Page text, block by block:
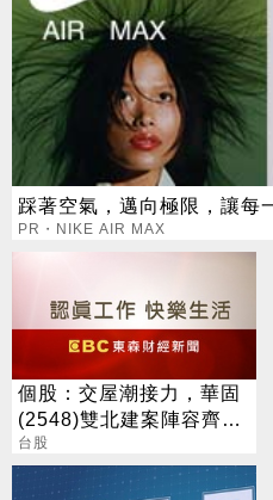
踩著空氣，邁向極限，讓每
PR・NIKE AIR MAX
個股：交屋潮接力，華固
(2548)雙北建案陣容齊
發，下半年營運攀高峰
台股